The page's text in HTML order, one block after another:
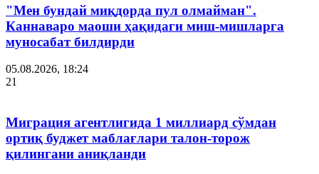
"Мен бундай миқдорда пул олмайман".
Каннаваро маоши ҳақидаги миш-мишларга
муносабат билдирди
05.08.2026, 18:24
21
Миграция агентлигида 1 миллиард сўмдан
ортиқ буджет маблағлари талон-торож
қилингани аниқланди